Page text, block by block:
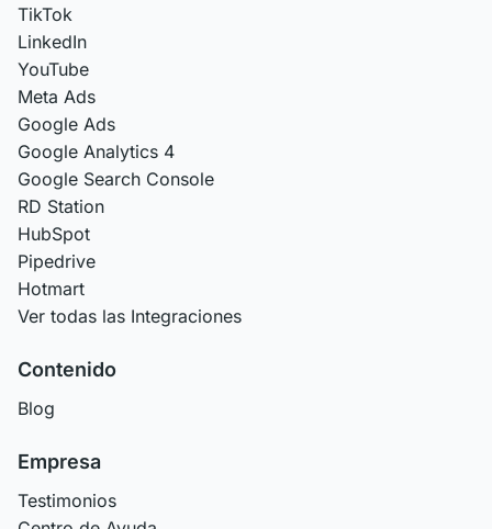
TikTok
LinkedIn
YouTube
Meta Ads
Google Ads
Google Analytics 4
Google Search Console
RD Station
HubSpot
Pipedrive
Hotmart
Ver todas las Integraciones
Contenido
Blog
Empresa
Testimonios